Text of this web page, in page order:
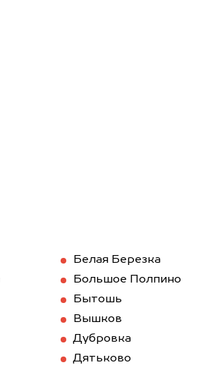
Белая Березка
Большое Полпино
Бытошь
Вышков
Дубровка
Дятьково